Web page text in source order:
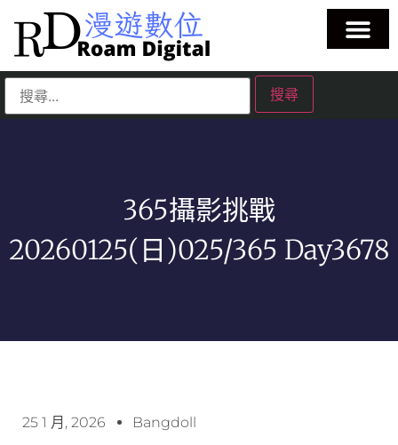
365攝影挑戰
20260125(日)025/365 Day3678
25 1 月, 2026 Bangdoll